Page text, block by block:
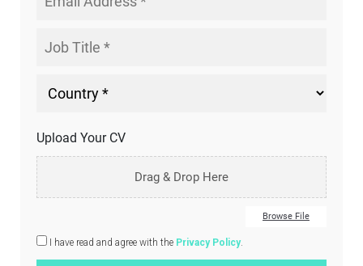
Upload Your CV
Drag & Drop Here
Browse File
I have read and agree with the Privacy Policy.